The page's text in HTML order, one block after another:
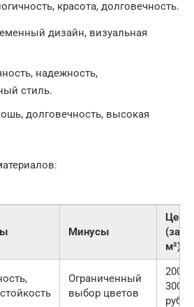
красота, долговечность.
дизайн, визуальная
надежность,
стиль.
долговечность, высокая
Минусы
Цена
(за
м²)
Ограниченный
выбор цветов
2000-
3000
руб.